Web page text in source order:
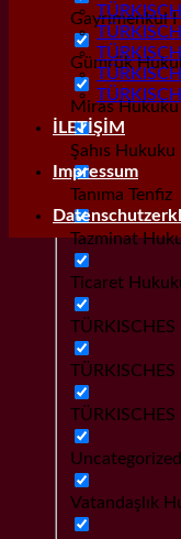
Gayrımenkul
Gümrük
Miras Hukuku
Şahıs Hukuku
Tanıma Tenfiz
Tazminat
Ticaret
TÜRKISCHES
TÜRKISCHES
Uncategorized
Vatandaşlık
İLETİŞİM
Impressum